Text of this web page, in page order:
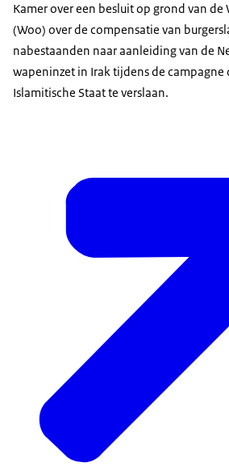
Kamer over een besluit op grond van de
(Woo) over de compensatie van
nabestaanden naar aanleiding van de
wapeninzet in Irak tijdens de campagne
Islamitische Staat te verslaan.